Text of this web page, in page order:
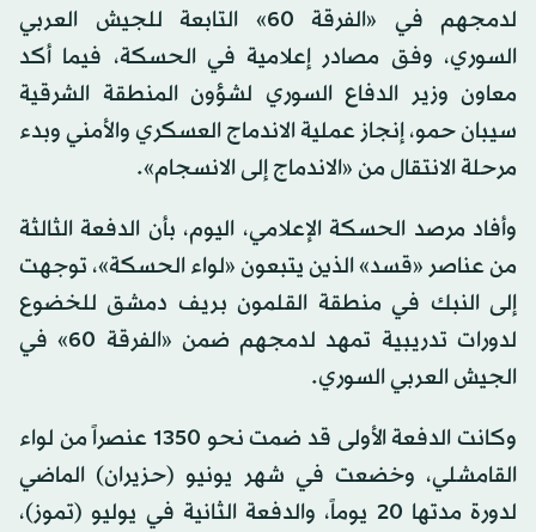
لدمجهم في «الفرقة 60» التابعة للجيش العربي
السوري، وفق مصادر إعلامية في الحسكة، فيما أكد
معاون وزير الدفاع السوري لشؤون المنطقة الشرقية
سيبان حمو، إنجاز عملية الاندماج العسكري والأمني وبدء
مرحلة الانتقال من «الاندماج إلى الانسجام».
وأفاد مرصد الحسكة الإعلامي، اليوم، بأن الدفعة الثالثة
من عناصر «قسد» الذين يتبعون «لواء الحسكة»، توجهت
إلى النبك في منطقة القلمون بريف دمشق للخضوع
لدورات تدريبية تمهد لدمجهم ضمن «الفرقة 60» في
الجيش العربي السوري.
وكانت الدفعة الأولى قد ضمت نحو 1350 عنصراً من لواء
القامشلي، وخضعت في شهر يونيو (حزيران) الماضي
لدورة مدتها 20 يوماً، والدفعة الثانية في يوليو (تموز)،